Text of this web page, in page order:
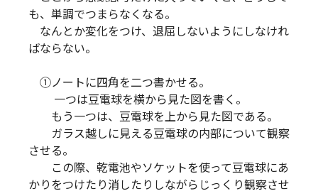
も、単調でつまらなくなる。
なんとか変化をつけ、退屈しないようにしなけれ
ばならない。
①ノートに四角を二つ書かせる。
一つは豆電球を横から見た図を書く。
もう一つは、豆電球を上から見た図である。
ガラス越しに見える豆電球の内部について観察
させる。
この際、乾電池やソケットを使って豆電球にあ
かりをつけたり消したりしながらじっくり観察させ